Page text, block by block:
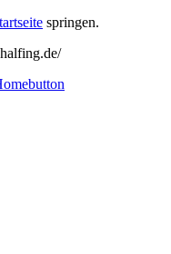
springen.